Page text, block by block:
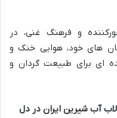
و فرهنگ غنی، در
های خود، هوایی خنک و
ای برای طبیعت گردان و
آب شیرین ایران در دل